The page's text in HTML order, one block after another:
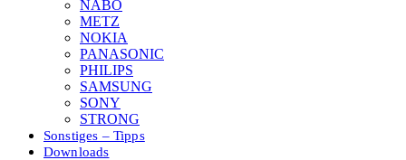
NABO
METZ
NOKIA
PANASONIC
PHILIPS
SAMSUNG
SONY
STRONG
Sonstiges – Tipps
Downloads